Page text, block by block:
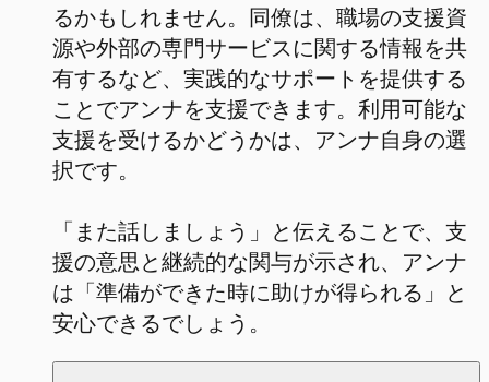
るかもしれません。同僚は、職場の支援資
源や外部の専門サービスに関する情報を共
有するなど、実践的なサポートを提供する
ことでアンナを支援できます。利用可能な
支援を受けるかどうかは、アンナ自身の選
択です。
「また話しましょう」と伝えることで、支
援の意思と継続的な関与が示され、アンナ
は「準備ができた時に助けが得られる」と
安心できるでしょう。